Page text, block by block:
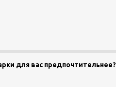
для вас предпочтительнее?